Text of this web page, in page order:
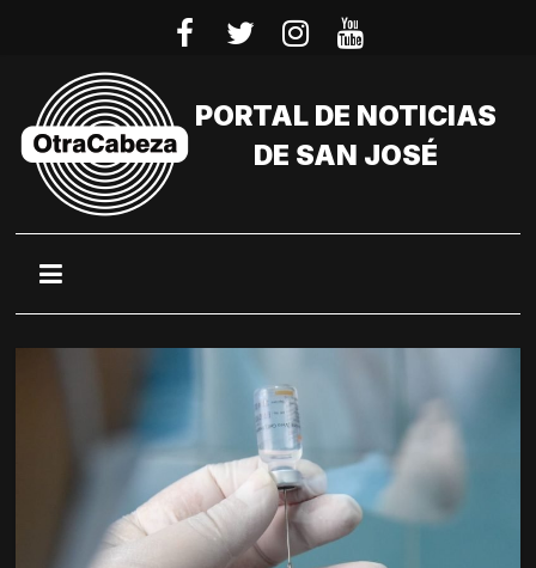
PORTAL DE NOTICIAS
DE SAN JOSÉ